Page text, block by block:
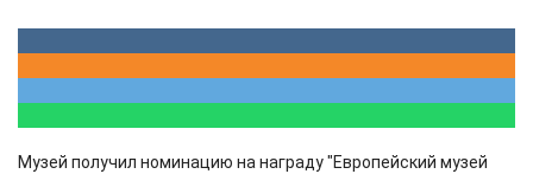
Музей получил номинацию на награду "Европейский музей